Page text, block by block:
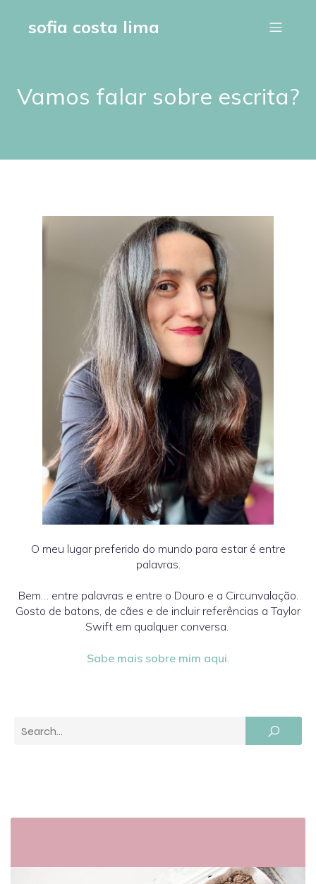
sofia costa lima
Vamos falar sobre escrita?
O meu lugar preferido do mundo para estar é entre
palavras.
Bem… entre palavras e entre o Douro e a Circunvalação.
Gosto de batons, de cães e de incluir referências a Taylor
Swift em qualquer conversa.
Sabe mais sobre mim aqui.